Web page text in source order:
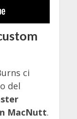
ci
del
MacNutt.